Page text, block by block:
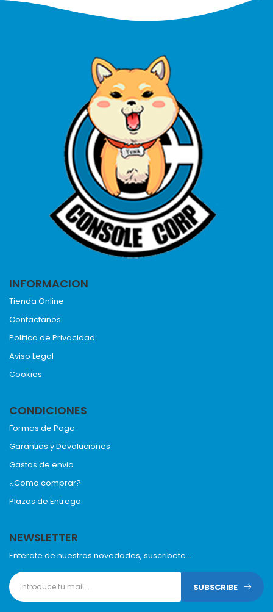
INFORMACION
Tienda Online
Contactanos
Politica de Privacidad
Aviso Legal
Cookies
CONDICIONES
Formas de Pago
Garantias y Devoluciones
Gastos de envio
¿Como comprar?
Plazos de Entrega
NEWSLETTER
Enterate de nuestras novedades, suscribete...
SUBSCRIBE